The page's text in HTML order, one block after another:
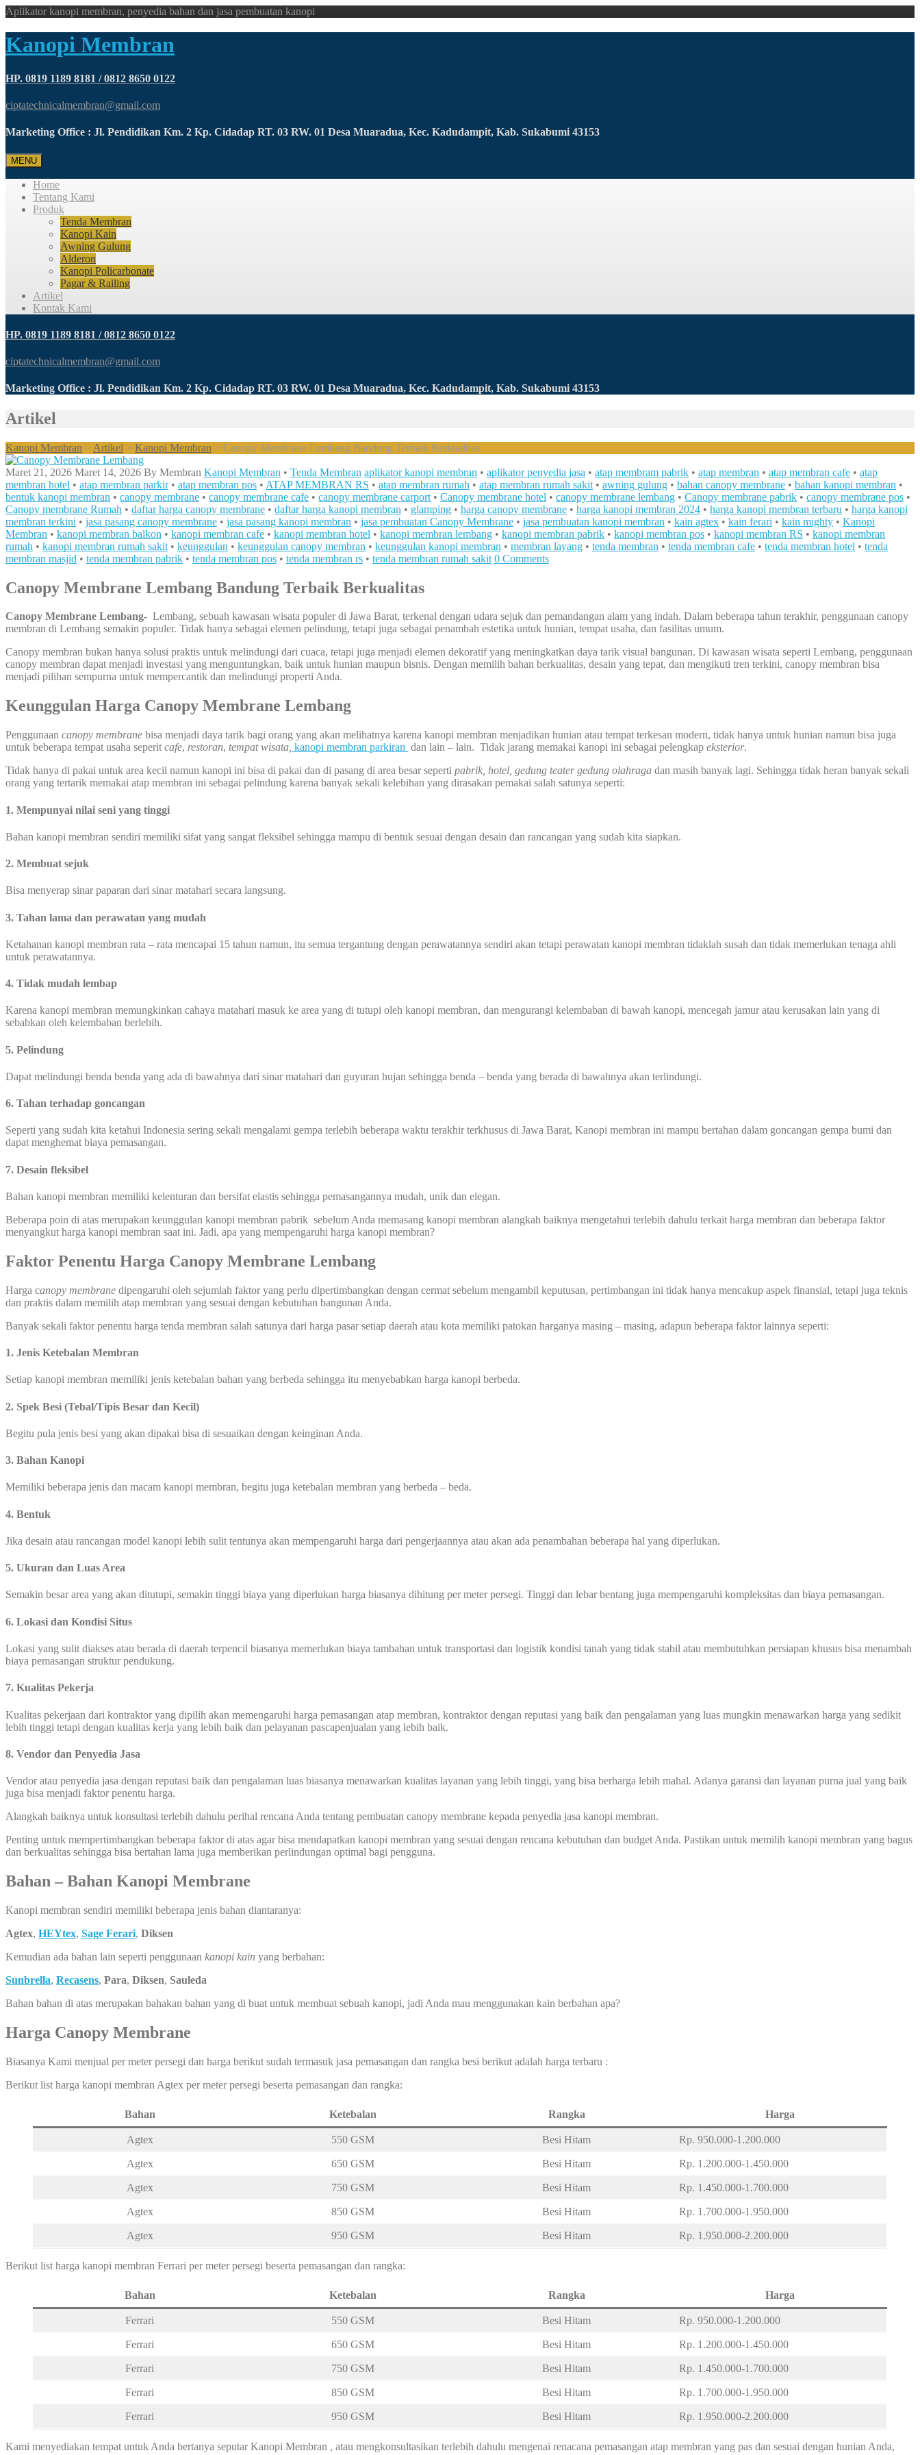
Aplikator kanopi membran, penyedia bahan dan jasa pembuatan kanopi
Kanopi Membran
HP. 0819 1189 8181 / 0812 8650 0122
ciptatechnicalmembran@gmail.com
Marketing Office : Jl. Pendidikan Km. 2 Kp. Cidadap RT. 03 RW. 01 Desa Muaradua, Kec. Kadudampit, Kab. Sukabumi 43153
MENU
Home
Tentang Kami
Produk
Tenda Membran
Kanopi Kain
Awning Gulung
Alderon
Kanopi Policarbonate
Pagar & Railing
Artikel
Kontak Kami
HP. 0819 1189 8181 / 0812 8650 0122
ciptatechnicalmembran@gmail.com
Marketing Office : Jl. Pendidikan Km. 2 Kp. Cidadap RT. 03 RW. 01 Desa Muaradua, Kec. Kadudampit, Kab. Sukabumi 43153
Artikel
Kanopi Membran > Artikel > Kanopi Membran > Canopy Membrane Lembang Bandung Terbaik Berkualitas
Maret 21, 2026 Maret 14, 2026 By Membran Kanopi Membran • Tenda Membran aplikator kanopi membran • aplikator penyedia jasa • atap membram pabrik • atap membran • atap membran cafe • atap
membran hotel • atap membran parkir• atap membran pos • ATAP MEMBRAN RS • atap membran rumah • atap membran rumah sakit • awning gulung • bahan canopy membrane • bahan kanopi membran •
bentuk kanopi membran • canopy membrane • canopy membrane cafe • canopy membrane carport • Canopy membrane hotel • canopy membrane lembang • Canopy membrane pabrik • canopy membrane pos •
Canopy membrane Rumah • daftar harga canopy membrane • daftar harga kanopi membran • glamping • harga canopy membrane • harga kanopi membran 2024 • harga kanopi membran terbaru • harga kanopi
membran terkini • jasa pasang canopy membrane • jasa pasang kanopi membran • jasa pembuatan Canopy Membrane • jasa pembuatan kanopi membran • kain agtex • kain ferari • kain mighty • Kanopi
Membran • kanopi membran balkon • kanopi membran cafe • kanopi membran hotel • kanopi membran lembang • kanopi membran pabrik • kanopi membran pos • kanopi membran RS • kanopi membran
rumah • kanopi membran rumah sakit • keunggulan • keunggulan canopy membran • keunggulan kanopi membran • membran layang • tenda membran • tenda membran cafe • tenda membran hotel • tenda
membran masjid • tenda membran pabrik • tenda membran pos • tenda membran rs • tenda membran rumah sakit 0 Comments
Canopy Membrane Lembang Bandung Terbaik Berkualitas
Canopy Membrane Lembang- Lembang, sebuah kawasan wisata populer di Jawa Barat, terkenal dengan udara sejuk dan pemandangan alam yang indah. Dalam beberapa tahun terakhir, penggunaan canopy
membran di Lembang semakin populer. Tidak hanya sebagai elemen pelindung, tetapi juga sebagai penambah estetika untuk hunian, tempat usaha, dan fasilitas umum.
Canopy membran bukan hanya solusi praktis untuk melindungi dari cuaca, tetapi juga menjadi elemen dekoratif yang meningkatkan daya tarik visual bangunan. Di kawasan wisata seperti Lembang, penggunaan
canopy membran dapat menjadi investasi yang menguntungkan, baik untuk hunian maupun bisnis. Dengan memilih bahan berkualitas, desain yang tepat, dan mengikuti tren terkini, canopy membran bisa
menjadi pilihan sempurna untuk mempercantik dan melindungi properti Anda.
Keunggulan Harga Canopy Membrane Lembang
Penggunaan canopy membrane bisa menjadi daya tarik bagi orang yang akan melihatnya karena kanopi membran menjadikan hunian atau tempat terkesan modern, tidak hanya untuk hunian namun bisa juga
untuk beberapa tempat usaha seperit cafe, restoran, tempat wisata, kanopi membran parkiran dan lain – lain. Tidak jarang memakai kanopi ini sebagai pelengkap eksterior.
Tidak hanya di pakai untuk area kecil namun kanopi ini bisa di pakai dan di pasang di area besar seperti pabrik, hotel, gedung teater gedung olahraga dan masih banyak lagi. Sehingga tidak heran banyak sekali
orang yang tertarik memakai atap membran ini sebagai pelindung karena banyak sekali kelebihan yang dirasakan pemakai salah satunya seperti:
1. Mempunyai nilai seni yang tinggi
Bahan kanopi membran sendiri memiliki sifat yang sangat fleksibel sehingga mampu di bentuk sesuai dengan desain dan rancangan yang sudah kita siapkan.
2. Membuat sejuk
Bisa menyerap sinar paparan dari sinar matahari secara langsung.
3. Tahan lama dan perawatan yang mudah
Ketahanan kanopi membran rata – rata mencapai 15 tahun namun, itu semua tergantung dengan perawatannya sendiri akan tetapi perawatan kanopi membran tidaklah susah dan tidak memerlukan tenaga ahli
untuk perawatannya.
4. Tidak mudah lembap
Karena kanopi membran memungkinkan cahaya matahari masuk ke area yang di tutupi oleh kanopi membran, dan mengurangi kelembaban di bawah kanopi, mencegah jamur atau kerusakan lain yang di
sebabkan oleh kelembaban berlebih.
5. Pelindung
Dapat melindungi benda benda yang ada di bawahnya dari sinar matahari dan guyuran hujan sehingga benda – benda yang berada di bawahnya akan terlindungi.
6. Tahan terhadap goncangan
Seperti yang sudah kita ketahui Indonesia sering sekali mengalami gempa terlebih beberapa waktu terakhir terkhusus di Jawa Barat, Kanopi membran ini mampu bertahan dalam goncangan gempa bumi dan
dapat menghemat biaya pemasangan.
7. Desain fleksibel
Bahan kanopi membran memiliki kelenturan dan bersifat elastis sehingga pemasangannya mudah, unik dan elegan.
Beberapa poin di atas merupakan keunggulan kanopi membran pabrik sebelum Anda memasang kanopi membran alangkah baiknya mengetahui terlebih dahulu terkait harga membran dan beberapa faktor
menyangkut harga kanopi membran saat ini. Jadi, apa yang mempengaruhi harga kanopi membran?
Faktor Penentu Harga Canopy Membrane Lembang
Harga canopy membrane dipengaruhi oleh sejumlah faktor yang perlu dipertimbangkan dengan cermat sebelum mengambil keputusan, pertimbangan ini tidak hanya mencakup aspek finansial, tetapi juga teknis
dan praktis dalam memilih atap membran yang sesuai dengan kebutuhan bangunan Anda.
Banyak sekali faktor penentu harga tenda membran salah satunya dari harga pasar setiap daerah atau kota memiliki patokan harganya masing – masing, adapun beberapa faktor lainnya seperti:
1. Jenis Ketebalan Membran
Setiap kanopi membran memiliki jenis ketebalan bahan yang berbeda sehingga itu menyebabkan harga kanopi berbeda.
2. Spek Besi (Tebal/Tipis Besar dan Kecil)
Begitu pula jenis besi yang akan dipakai bisa di sesuaikan dengan keinginan Anda.
3. Bahan Kanopi
Memiliki beberapa jenis dan macam kanopi membran, begitu juga ketebalan membran yang berbeda – beda.
4. Bentuk
Jika desain atau rancangan model kanopi lebih sulit tentunya akan mempengaruhi harga dari pengerjaannya atau akan ada penambahan beberapa hal yang diperlukan.
5. Ukuran dan Luas Area
Semakin besar area yang akan ditutupi, semakin tinggi biaya yang diperlukan harga biasanya dihitung per meter persegi. Tinggi dan lebar bentang juga mempengaruhi kompleksitas dan biaya pemasangan.
6. Lokasi dan Kondisi Situs
Lokasi yang sulit diakses atau berada di daerah terpencil biasanya memerlukan biaya tambahan untuk transportasi dan logistik kondisi tanah yang tidak stabil atau membutuhkan persiapan khusus bisa menambah
biaya pemasangan struktur pendukung.
7. Kualitas Pekerja
Kualitas pekerjaan dari kontraktor yang dipilih akan memengaruhi harga pemasangan atap membran, kontraktor dengan reputasi yang baik dan pengalaman yang luas mungkin menawarkan harga yang sedikit
lebih tinggi tetapi dengan kualitas kerja yang lebih baik dan pelayanan pascapenjualan yang lebih baik.
8. Vendor dan Penyedia Jasa
Vendor atau penyedia jasa dengan reputasi baik dan pengalaman luas biasanya menawarkan kualitas layanan yang lebih tinggi, yang bisa berharga lebih mahal. Adanya garansi dan layanan purna jual yang baik
juga bisa menjadi faktor penentu harga.
Alangkah baiknya untuk konsultasi terlebih dahulu perihal rencana Anda tentang pembuatan canopy membrane kepada penyedia jasa kanopi membran.
Penting untuk mempertimbangkan beberapa faktor di atas agar bisa mendapatkan kanopi membran yang sesuai dengan rencana kebutuhan dan budget Anda. Pastikan untuk memilih kanopi membran yang bagus
dan berkualitas sehingga bisa bertahan lama juga memberikan perlindungan optimal bagi pengguna.
Bahan – Bahan Kanopi Membrane
Kanopi membran sendiri memiliki beberapa jenis bahan diantaranya:
Agtex, HEYtex, Sage Ferari, Diksen
Kemudian ada bahan lain seperti penggunaan kanopi kain yang berbahan:
Sunbrella, Recasens, Para, Diksen, Sauleda
Bahan bahan di atas merupakan bahakan bahan yang di buat untuk membuat sebuah kanopi, jadi Anda mau menggunakan kain berbahan apa?
Harga Canopy Membrane
Biasanya Kami menjual per meter persegi dan harga berikut sudah termasuk jasa pemasangan dan rangka besi berikut adalah harga terbaru :
Berikut list harga kanopi membran Agtex per meter persegi beserta pemasangan dan rangka:
Bahan Ketebalan Rangka Harga
Agtex 550 GSM Besi Hitam Rp. 950.000-1.200.000
Agtex 650 GSM Besi Hitam Rp. 1.200.000-1.450.000
Agtex 750 GSM Besi Hitam Rp. 1.450.000-1.700.000
Agtex 850 GSM Besi Hitam Rp. 1.700.000-1.950.000
Agtex 950 GSM Besi Hitam Rp. 1.950.000-2.200.000
Berikut list harga kanopi membran Ferrari per meter persegi beserta pemasangan dan rangka:
Bahan Ketebalan Rangka Harga
Ferrari 550 GSM Besi Hitam Rp. 950.000-1.200.000
Ferrari 650 GSM Besi Hitam Rp. 1.200.000-1.450.000
Ferrari 750 GSM Besi Hitam Rp. 1.450.000-1.700.000
Ferrari 850 GSM Besi Hitam Rp. 1.700.000-1.950.000
Ferrari 950 GSM Besi Hitam Rp. 1.950.000-2.200.000
Kami menyediakan tempat untuk Anda bertanya seputar Kanopi Membran , atau mengkonsultasikan terlebih dahulu mengenai renacana pemasangan atap membran yang pas dan sesuai dengan hunian Anda,